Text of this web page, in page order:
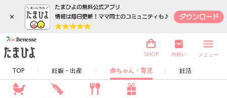
×
TOP 妊娠・出産 赤ちゃん・育児 妊活
SHOP 内祝い メニュー